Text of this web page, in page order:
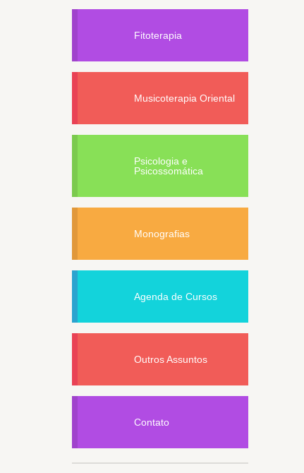
Fitoterapia
Musicoterapia Oriental
Psicologia e
Psicossomática
Monografias
Agenda de Cursos
Outros Assuntos
Contato